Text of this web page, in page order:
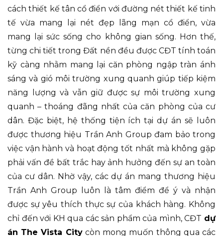
cách thiết kế tân cổ điển với đường nét thiết kế tinh
tế vừa mang lại nét đẹp lãng mạn cổ điển, vừa
mang lại sức sống cho không gian sống. Hơn thế,
từng chi tiết trong Đất nền đều được CĐT tính toán
kỹ càng nhằm mang lại căn phòng ngập tràn ánh
sáng và gió môi trường xung quanh giúp tiếp kiệm
năng lượng và vẫn giữ được sự môi trường xung
quanh – thoáng đãng nhất của căn phòng của cư
dân. Đặc biệt, hệ thống tiện ích tại dự án sẽ luôn
được thương hiệu Trần Anh Group đam bảo trong
việc vận hành và hoạt động tốt nhất mà không gặp
phải vấn đề bất trắc hay ảnh hưởng đến sự an toàn
của cư dân. Nhờ vậy, các dự án mang thương hiệu
Trần Anh Group luôn là tâm điểm để ý và nhận
được sự yêu thích thực sự của khách hàng. Không
chỉ đến với KH qua các sản phẩm của mình, CĐT dự
án The Vista Citycòn mong muốn thông qua các